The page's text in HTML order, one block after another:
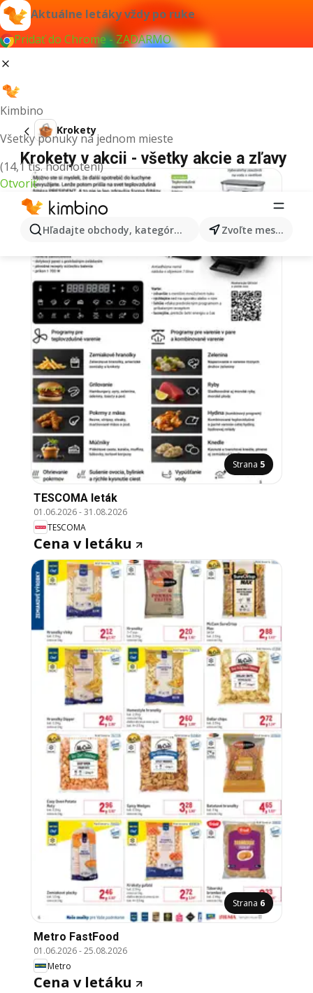
Aktuálne letáky vždy po ruke
Pridať do Chrome - ZADARMO
Kimbino
Všetky ponuky na jednom mieste
(14,1 tis. hodnotení)
Otvoriť
Hľadajte obchody, kategórie, produkty... Zvoľte mesto
Krokety
Krokety v akcii - všetky akcie a zľavy
Strana 5
TESCOMA leták
01.06.2026-31.08.2026
TESCOMA
Cena v letáku
Strana 6
Metro FastFood
01.06.2026-25.08.2026
Metro
Cena v letáku